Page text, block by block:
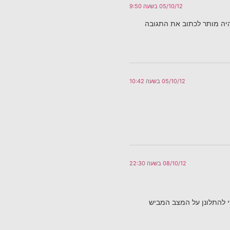
05/10/12 בשעה 9:50
מותר לכתוב את התגובה
05/10/12 בשעה 10:42
08/10/12 בשעה 22:30
להתלונן על המצב המביש